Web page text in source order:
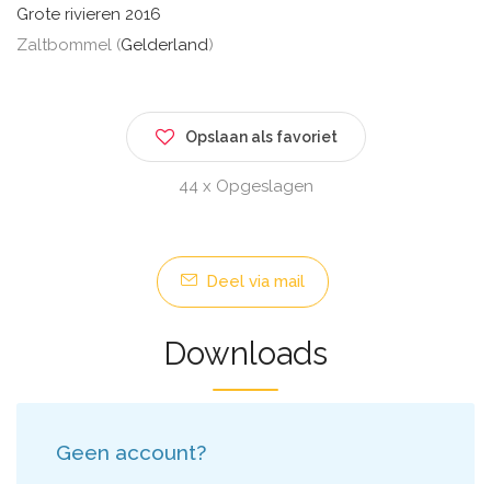
Grote rivieren 2016
Zaltbommel (Gelderland)
Opslaan als favoriet
44 x Opgeslagen
Deel via mail
Downloads
Geen account?